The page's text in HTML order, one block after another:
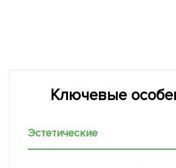
Ключевые
Эстетические